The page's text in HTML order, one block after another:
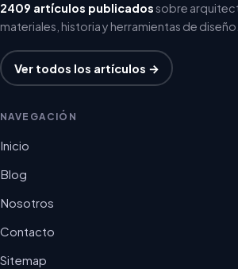
2409 artículos publicadossobre
materiales, historia y herramientas de diseño.
Ver todos los artículos →
NAVEGACIÓN
Inicio
Blog
Nosotros
Contacto
Sitemap